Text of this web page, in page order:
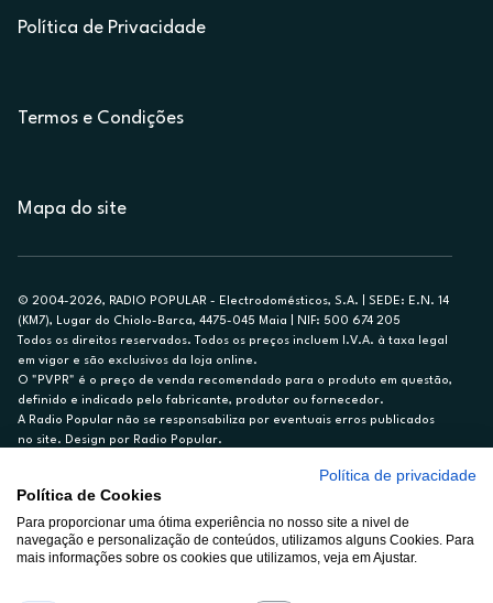
Política de Privacidade
Termos e Condições
Mapa do site
© 2004-2026, RADIO POPULAR - Electrodomésticos, S.A. | SEDE: E.N. 14
(KM7), Lugar do Chiolo-Barca, 4475-045 Maia | NIF: 500 674 205
Todos os direitos reservados. Todos os preços incluem I.V.A. à taxa legal
em vigor e são exclusivos da loja online.
O "PVPR" é o preço de venda recomendado para o produto em questão,
definido e indicado pelo fabricante, produtor ou fornecedor.
A Radio Popular não se responsabiliza por eventuais erros publicados
no site. Design por Radio Popular.
Ex. para limite de crédito de €1.500, reembolsado em 12 meses, TAN
14,79%.
Crédito sujeito a aprovação pelo Cetelem, marca BNP Paribas Personal
Finance, S.A., Sucursal em Portugal. Informe-se no 21 721 90 00 (dias
A Rádio Popular – Eletrodomésticos S.A. (Registo BdP848) atua como
Política de privacidade
Política de Cookies
Para proporcionar uma ótima experiência no nosso site a nivel de
navegação e personalização de conteúdos, utilizamos alguns Cookies. Para
mais informações sobre os cookies que utilizamos, veja em Ajustar.